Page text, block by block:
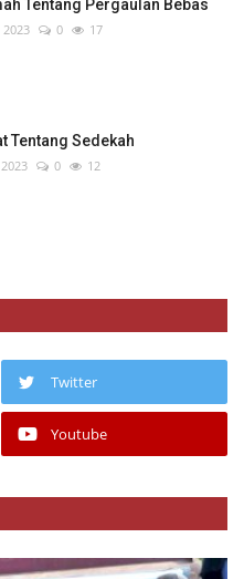
Tentang Pergaulan Bebas
2023 0 17
Tentang Sedekah
0 12
Twitter
Youtube